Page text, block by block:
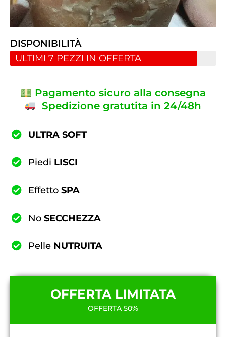
DISPONIBILITÀ
ULTIMI 7 PEZZI IN OFFERTA
Pagamento sicuro alla consegna
Spedizione gratutita in 24/48h
ULTRA SOFT
Piedi LISCI
Effetto SPA
No SECCHEZZA
Pelle NUTRUITA
OFFERTA LIMITATA
OFFERTA 50%